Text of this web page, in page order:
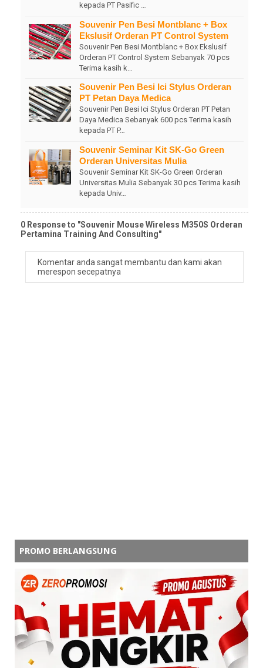
kepada PT Pasific …
Souvenir Pen Besi Montblanc + Box
Ekslusif Orderan PT Control System
Souvenir Pen Besi Montblanc + Box Ekslusif
Orderan PT Control System Sebanyak 70 pcs
Terima kasih k…
Souvenir Pen Besi Ici Stylus Orderan
PT Petan Daya Medica
Souvenir Pen Besi Ici Stylus Orderan PT Petan
Daya Medica Sebanyak 600 pcs Terima kasih
kepada PT P…
Souvenir Seminar Kit SK-Go Green
Orderan Universitas Mulia
Souvenir Seminar Kit SK-Go Green Orderan
Universitas Mulia Sebanyak 30 pcs Terima kasih
kepada Univ…
0 Response to "Souvenir Mouse Wireless M350S Orderan
Pertamina Training And Consulting"
Komentar anda sangat membantu dan kami akan
merespon secepatnya
PROMO BERLANGSUNG